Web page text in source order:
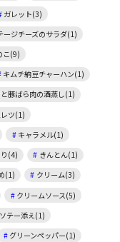
ガレット(3)
ージチーズのサラダ(1)
こ(9)
キムチ納豆チャーハン(1)
豚ばら肉の酒蒸し(1)
ツ(1)
キャラメル(1)
(4)
きんとん(1)
(1)
クリーム(3)
クリームソース(5)
テー添え(1)
グリーンペッパー(1)